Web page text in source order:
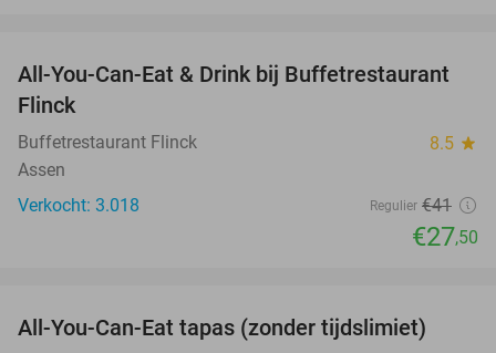
33%
All-You-Can-Eat & Drink bij Buffetrestaurant
Flinck
Buffetrestaurant Flinck 8.5 star
Assen
Verkocht: 3.018
Regulier €41
€27,50
All-You-Can-Eat tapas (zonder tijdslimiet)